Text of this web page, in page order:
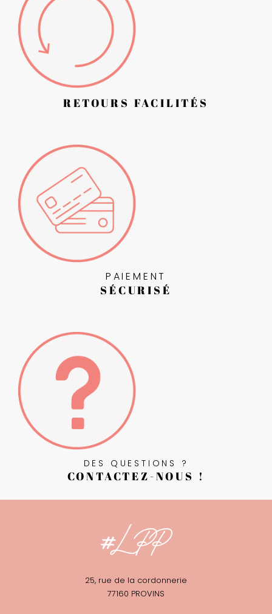
RETOURS FACILITÉS
PAIEMENT
SÉCURISÉ
DES QUESTIONS ?
CONTACTEZ-NOUS !
25, rue de la cordonnerie
77160 PROVINS